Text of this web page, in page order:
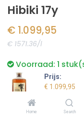
Prijs:
€ 1.099,95
Home Search
Hibiki 17y
€ 1.099,95
€ 1571.36/l
Voorraad: 1